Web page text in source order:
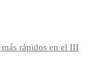
rápidos en el III